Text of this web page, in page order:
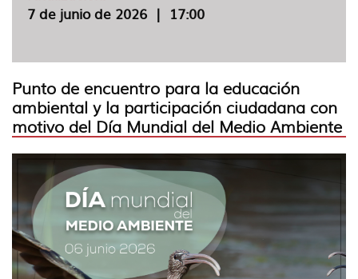
7 de junio de 2026 | 17:00
Punto de encuentro para la educación
ambiental y la participación ciudadana con
motivo del Día Mundial del Medio Ambiente